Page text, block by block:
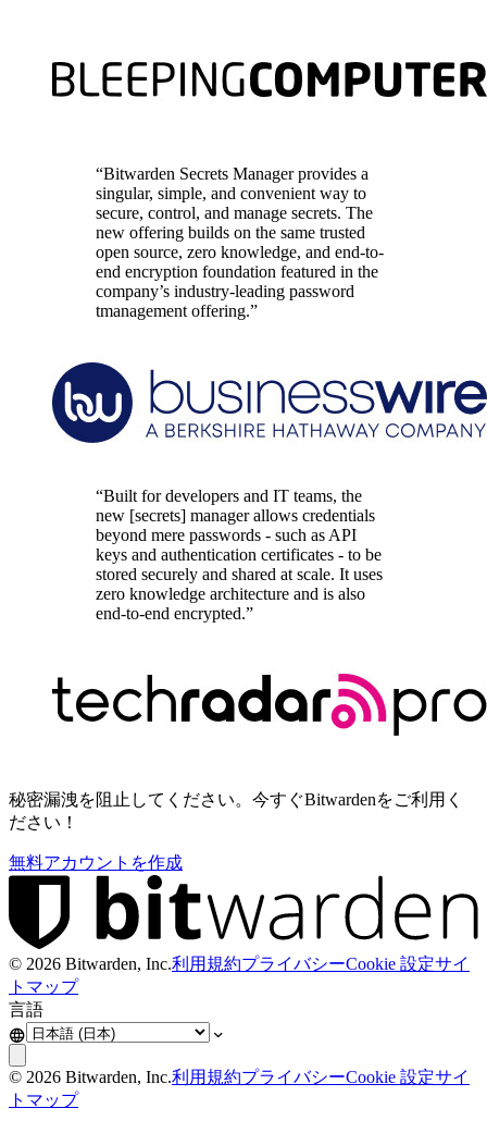
“Bitwarden Secrets Manager provides a
singular, simple, and convenient way to
secure, control, and manage secrets. The
new offering builds on the same trusted
open source, zero knowledge, and end-to-
end encryption foundation featured in the
company’s industry-leading password
tmanagement offering.”
“Built for developers and IT teams, the
new [secrets] manager allows credentials
beyond mere passwords - such as API
keys and authentication certificates - to be
stored securely and shared at scale. It uses
zero knowledge architecture and is also
end-to-end encrypted.”
秘密漏洩を阻止してください。今すぐBitwardenをご利用く
ださい！
無料アカウントを作成
© 2026 Bitwarden, Inc.利用規約プライバシーCookie 設定サイ
トマップ
言語
© 2026 Bitwarden, Inc.利用規約プライバシーCookie 設定サイ
トマップ